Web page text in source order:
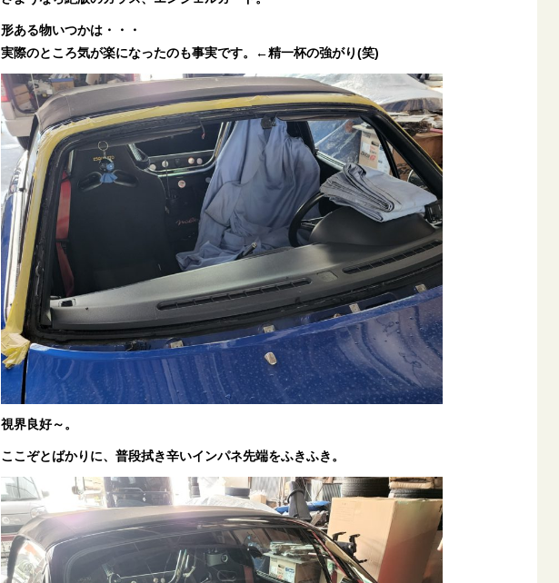
形ある物いつかは・・・
実際のところ気が楽になったのも事実です。←精一杯の強がり(笑)
視界良好～。
ここぞとばかりに、普段拭き辛いインパネ先端をふきふき。